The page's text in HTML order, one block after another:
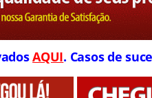
AQUI. Casos de